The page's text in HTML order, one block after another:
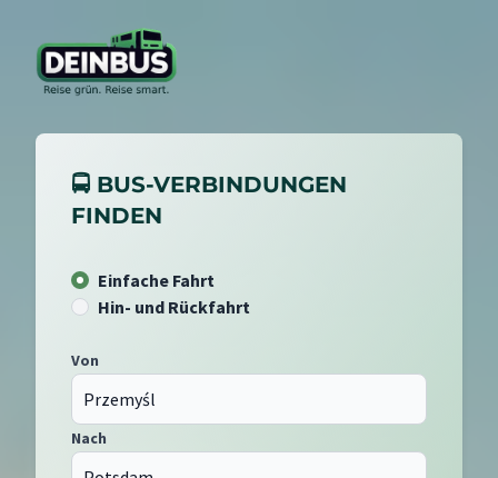
🚍 BUS-VERBINDUNGEN
FINDEN
Einfache Fahrt
Hin- und Rückfahrt
Von
Nach